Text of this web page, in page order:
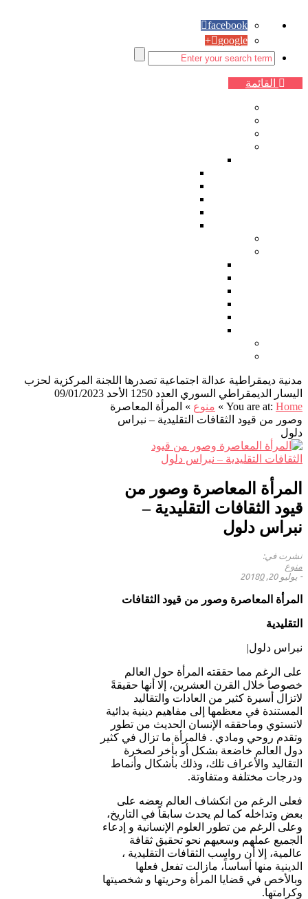
facebook
google+
القائمة
مدنية ديمقراطية عدالة اجتماعية تصدرها اللجنة المركزية لحزب
اليسار الديمقراطي السوري العدد 1250 الأحد 09/01/2023
You are at: Home
» منوع » المرأة المعاصرة
وصور من قيود الثقافات التقليدية – نبراس
دلول
المرأة المعاصرة وصور من
قيود الثقافات التقليدية –
نبراس دلول
نشرت في:
منوع
- يوليو 20, 2018 0
المرأة المعاصرة وصور من قيود الثقافات
التقليدية
نبراس دلول|
على الرغم مما حققته المرأة حول العالم
خصوصاً خلال القرن العشرين، إلا أنها حقيقةً
لاتزال أسيرة كثير من العادات والتقاليد
المستندة في معظمها إلى مفاهيم دينية بدائية
لاتستوي وماحققه الإنسان الحديث من تطور
وتقدم روحي ومادي . فالمرأة ما تزال في كثير
دول العالم خاضعة بشكل أو بأخر لصخرة
التقاليد والأعراف تلك، وذلك بأشكال وأنماط
ودرجات مختلفة ومتفاوتة.
فعلى الرغم من انكشاف العالم بعضه على
بعض وتداخله كما لم يحدث سابقاً في التاريخ،
وعلى الرغم من تطور العلوم الإنسانية و إدعاء
الجميع عملهم وسعيهم نحو تحقيق ثقافة
عالمية، إلا أن رواسب الثقافات التقليدية ،
الدينية منها أساساً، مازالت تفعل فعلها
وبالأخص في قضايا المرأة وحريتها و شخصيتها
وكرامتها.